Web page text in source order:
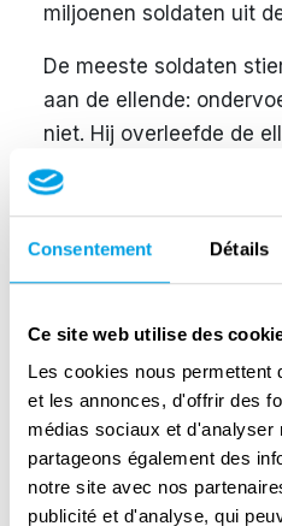
Consentement Détails
Ce site web utilise des
Les cookies nous permettent
et les annonces, d'offrir des
médias sociaux et d'analyser
partageons également des
notre site avec nos
publicité et d'analyse, qui
miljoenen soldaten uit
De meeste soldaten
aan de ellende:
niet. Hij overleefde de
bevrijding was nabij
Maar toen – en we
waarom – maakten de
zijn leven. ‘G.S.W. PEN.
Amerikanen op zijn
kop dus. Op ongeveer
Pansfelde.
Pansfelde, een dorpje in
Hannover en Leipzig.